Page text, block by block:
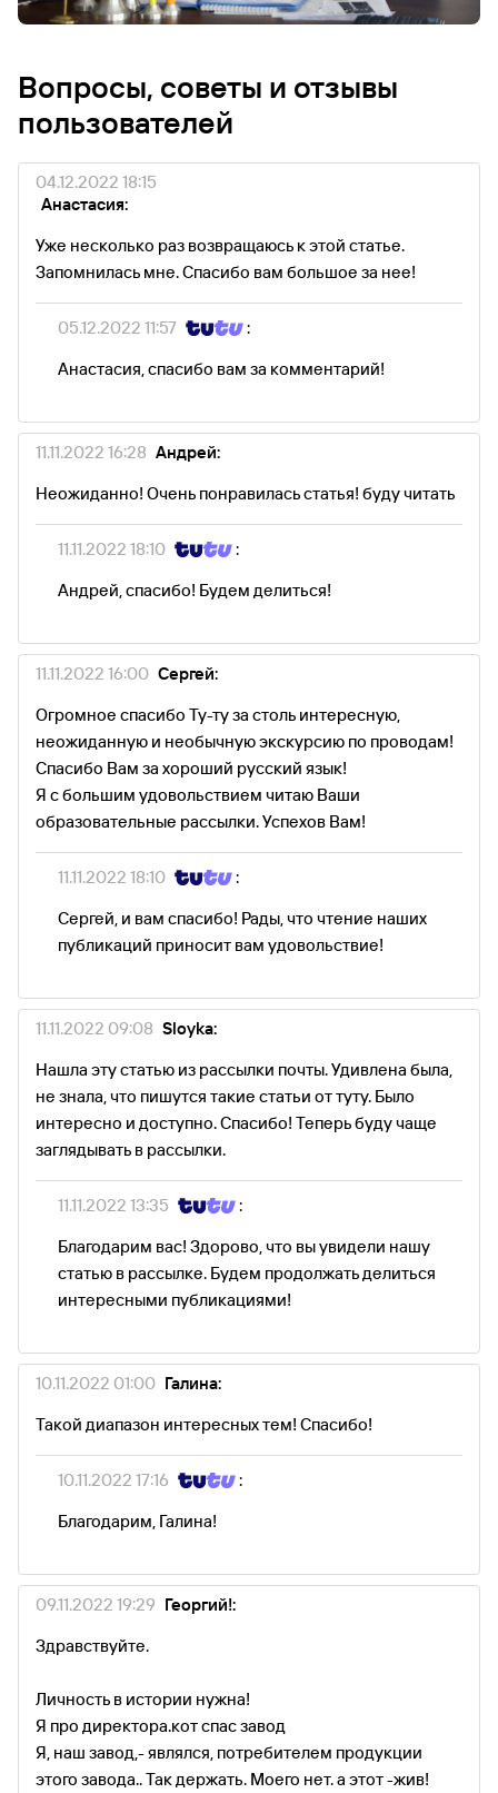
Вопросы, советы и отзывы
пользователей
04.12.2022 18:15
Анастасия:
Уже несколько раз возвращаюсь к этой статье.
Запомнилась мне. Спасибо вам большое за нее!
05.12.2022 11:57
:
Анастасия, спасибо вам за комментарий!
11.11.2022 16:28 Андрей:
Неожиданно! Очень понравилась статья! буду читать
11.11.2022 18:10
:
Андрей, спасибо! Будем делиться!
11.11.2022 16:00 Сергей:
Огромное спасибо Ту-ту за столь интересную,
неожиданную и необычную экскурсию по проводам!
Спасибо Вам за хороший русский язык!
Я с большим удовольствием читаю Ваши
образовательные рассылки. Успехов Вам!
11.11.2022 18:10
:
Сергей, и вам спасибо! Рады, что чтение наших
публикаций приносит вам удовольствие!
11.11.2022 09:08 Sloyka:
Нашла эту статью из рассылки почты. Удивлена была,
не знала, что пишутся такие статьи от туту. Было
интересно и доступно. Спасибо! Теперь буду чаще
заглядывать в рассылки.
11.11.2022 13:35
:
Благодарим вас! Здорово, что вы увидели нашу
статью в рассылке. Будем продолжать делиться
интересными публикациями!
10.11.2022 01:00 Галина:
Такой диапазон интересных тем! Спасибо!
10.11.2022 17:16
:
Благодарим, Галина!
09.11.2022 19:29 Георгий!:
Здравствуйте.
Личность в истории нужна!
Я про директора.кот спас завод
Я, наш завод,- являлся, потребителем продукции
этого завода.. Так держать. Моего нет. а этот -жив!